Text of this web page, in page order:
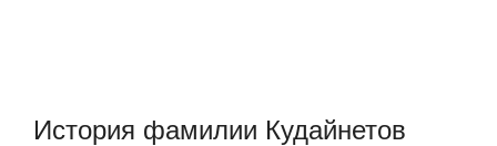
История фамилии Кудайнетов